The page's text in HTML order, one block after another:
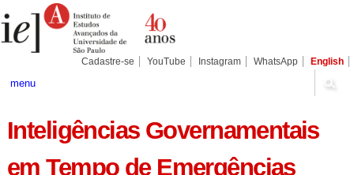
para
conteúdo.
Pessoais
Cadastre-se YouTube Instagram WhatsApp English
menu
Inteligências Governamentais
em Tempo de Emergências